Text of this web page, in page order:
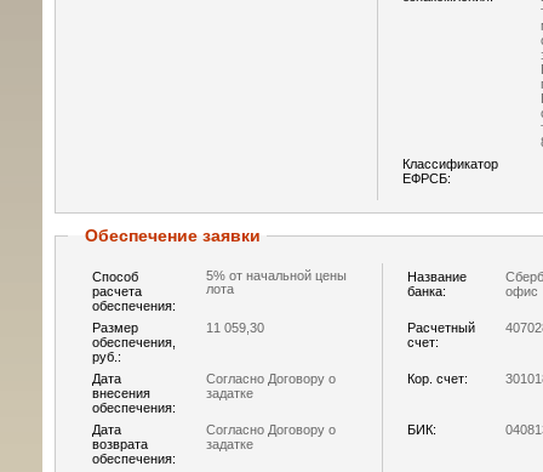
Классификатор
ЕФРСБ:
Обеспечение заявки
Способ
расчета
обеспечения:
5% от начальной цены
лота
Название
банка:
офис
Размер
обеспечения,
руб.:
11 059,30
Расчетный
счет:
Дата
внесения
обеспечения:
Согласно Договору о
задатке
Кор. счет:
Дата
возврата
обеспечения:
Согласно Договору о
задатке
БИК: